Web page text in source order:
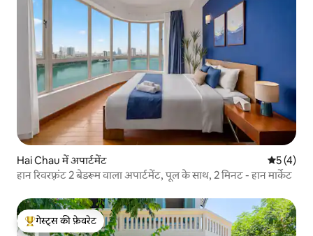
Hai Chau में अपार्टमेंट औसत रेटिंग
5 (4)
हान रिवरफ़्रंट 2 बेडरूम वाला अपार्टमेंट, पूल के साथ, 2 मिनट - हान मार्केट
गेस्ट्स का टॉप फ़ेवरेट
गेस्ट्स की फ़ेवरेट